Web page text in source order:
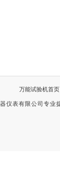
万能试验机首页
仪表有限公司专业